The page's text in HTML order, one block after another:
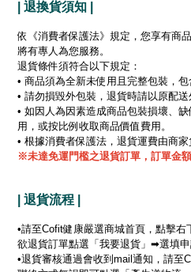
| 退換貨須知 |
依《消費者保護法》規定，您享有商
將有專人為您服務。
退貨條件須符合以下規定：
• 商品須為全新未使用且完整包裝，
• 請勿損毀外包裝，退貨時請以原配
• 如因人為因素造成商品包裝損壞、
用，或按比例收取商品價值費用。
• 根據消費者保護法，退貨運費由商
※未達免運門檻之退貨訂單，訂單金
| 退貨流程 |
•請至Cofit健康嚴選商城首頁，點擊
欲退貨訂單點選「我要退貨」➡選填
•退貨審核通過會收到mail通知，請